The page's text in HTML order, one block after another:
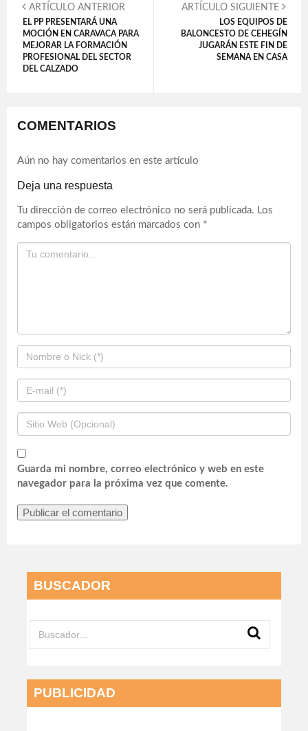
ARTÍCULO ANTERIOR
EL PP PRESENTARÁ UNA
MOCIÓN EN CARAVACA PARA
MEJORAR LA FORMACIÓN
PROFESIONAL DEL SECTOR
DEL CALZADO
ARTÍCULO SIGUIENTE
LOS EQUIPOS DE
BALONCESTO DE CEHEGÍN
JUGARÁN ESTE FIN DE
SEMANA EN CASA
COMENTARIOS
Aún no hay comentarios en este artículo
Deja una respuesta
Tu dirección de correo electrónico no será publicada. Los
campos obligatorios están marcados con *
Guarda mi nombre, correo electrónico y web en este
navegador para la próxima vez que comente.
BUSCADOR
PUBLICIDAD